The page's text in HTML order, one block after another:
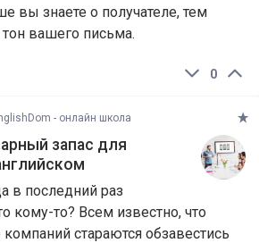
вы знаете о получателе, тем
вашего письма.
0
- онлайн школа
запас для
в последний раз
кому-то? Всем известно, что
стараются обзавестись